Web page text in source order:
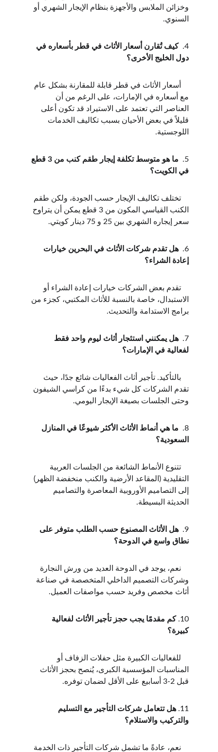
وخزائن الملابس والأجهزة بنظام الإيجار الشهري أو
السنوي.
4.
كيف تُقارن أسعار الأثاث في قطر بأسعاره في
دول الخليج الأخرى؟
    أسعار الأثاث في قطر قابلة للمقارنة بشكل عام
مع أسعاره في الإمارات، على الرغم من أن
العناصر التي تعتمد على الاستيراد قد تكون أعلى
قليلاً في بعض الأحيان بسبب تكاليف الخدمات
اللوجستية.
5.
ما هو متوسط تكلفة إيجار طقم كنب من 3 قطع
في الكويت؟
    تختلف تكاليف الإيجار حسب الجودة، ولكن طقم
الكنب القياسي المكون من 3 قطع يمكن أن يتراوح
سعر إيجاره الشهري بين 25 و 75 دينار كويتي.
6.
هل تقدم شركات الأثاث في البحرين خيارات
إعادة الشراء؟
    تقدم بعض الشركات خيارات إعادة الشراء أو
الاستبدال، خاصة بالنسبة للأثاث المكتبي، كجزء من
برامج الاستدامة والتحديث.
7.
هل يمكنني استئجار أثاث ليوم واحد فقط
لفعالية في الإمارات؟
    بالتأكيد. تأجير أثاث الفعاليات شائع جدًا، حيث
تقدم الشركات كل شيء بدءًا من كراسي الشيفون
وحتى الجلسات بصيغة الإيجار اليومي.
8.
ما هي أنماط الأثاث الأكثر شيوعًا في المنازل
السعودية؟
    تتنوع الأنماط الشائعة من الجلسات العربية
التقليدية (المقاعد الأرضية والكنب منخفضة الظهر)
إلى التصاميم الأوروبية المعاصرة والتصاميم
الحديثة البسيطة.
9.
هل الأثاث المصنوع حسب الطلب متوفر على
نطاق واسع في الدوحة؟
    نعم، يوجد في الدوحة العديد من ورش النجارة
وشركات التصميم الداخلي المتخصصة في صناعة
أثاث مخصص وفريد حسب مواصفات العميل.
10. كم مقدمًا يجب حجز تأجير الأثاث لفعالية
كبيرة؟
    للفعاليات الكبيرة مثل حفلات الزفاف أو
المناسبات المؤسسية الكبرى، يُنصح بحجز الأثاث
قبل 2-3 أسابيع على الأقل لضمان توفره.
11. هل تتعامل شركات التأجير مع التسليم
والتركيب والاستلام؟
    نعم، عادةً ما تشمل شركات التأجير ذات الخدمة